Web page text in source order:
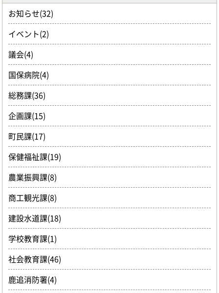
お知らせ(32)
イベント(2)
議会(4)
国保病院(4)
総務課(36)
企画課(15)
町民課(17)
保健福祉課(19)
農業振興課(8)
商工観光課(8)
建設水道課(18)
学校教育課(1)
社会教育課(46)
鹿追消防署(4)